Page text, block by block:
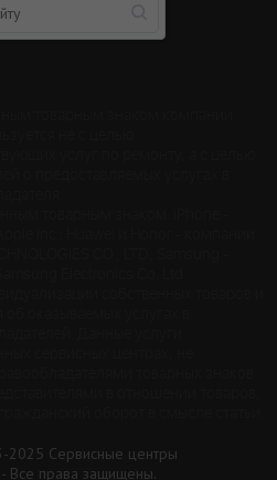
сервисных центрах, не
товарных знаков
в отношении товаров,
оборот в смысле статьи
Сервисные центры
Все права защищены.